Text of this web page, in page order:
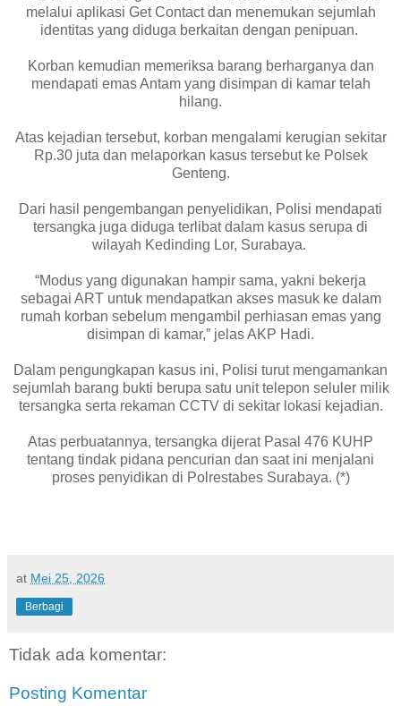
melalui aplikasi Get Contact dan menemukan sejumlah
identitas yang diduga berkaitan dengan penipuan.
Korban kemudian memeriksa barang berharganya dan
mendapati emas Antam yang disimpan di kamar telah
hilang.
Atas kejadian tersebut, korban mengalami kerugian sekitar
Rp.30 juta dan melaporkan kasus tersebut ke Polsek
Genteng.
Dari hasil pengembangan penyelidikan, Polisi mendapati
tersangka juga diduga terlibat dalam kasus serupa di
wilayah Kedinding Lor, Surabaya.
“Modus yang digunakan hampir sama, yakni bekerja
sebagai ART untuk mendapatkan akses masuk ke dalam
rumah korban sebelum mengambil perhiasan emas yang
disimpan di kamar,” jelas AKP Hadi.
Dalam pengungkapan kasus ini, Polisi turut mengamankan
sejumlah barang bukti berupa satu unit telepon seluler milik
tersangka serta rekaman CCTV di sekitar lokasi kejadian.
Atas perbuatannya, tersangka dijerat Pasal 476 KUHP
tentang tindak pidana pencurian dan saat ini menjalani
proses penyidikan di Polrestabes Surabaya. (*)
at Mei 25, 2026
Berbagi
Tidak ada komentar:
Posting Komentar